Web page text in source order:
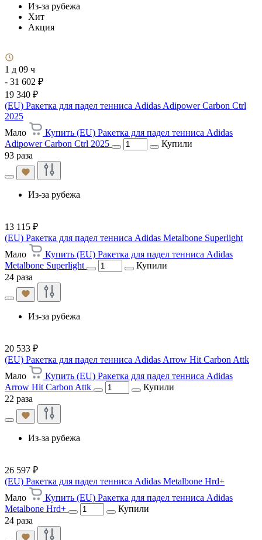
Из-за рубежа
Хит
Акция
1 д 09 ч
- 31 602 ₽
19 340 ₽
(EU) Ракетка для падел тенниса Adidas Adipower Carbon Ctrl
2025
Мало
Купить (EU) Ракетка для падел тенниса Adidas
Adipower Carbon Ctrl 2025
Купили
93 раза
Из-за рубежа
13 115 ₽
(EU) Ракетка для падел тенниса Adidas Metalbone Superlight
Мало
Купить (EU) Ракетка для падел тенниса Adidas
Metalbone Superlight
Купили
24 раза
Из-за рубежа
20 533 ₽
(EU) Ракетка для падел тенниса Adidas Arrow Hit Carbon Attk
Мало
Купить (EU) Ракетка для падел тенниса Adidas
Arrow Hit Carbon Attk
Купили
22 раза
Из-за рубежа
26 597 ₽
(EU) Ракетка для падел тенниса Adidas Metalbone Hrd+
Мало
Купить (EU) Ракетка для падел тенниса Adidas
Metalbone Hrd+
Купили
24 раза